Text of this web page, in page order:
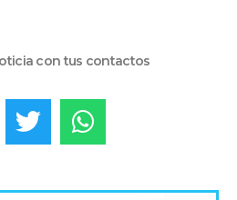
con tus contactos